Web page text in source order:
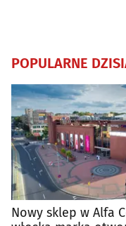
POPULARNE
Nowy sklep w Alfa